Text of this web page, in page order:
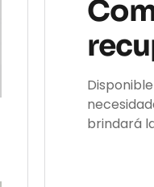
brindará